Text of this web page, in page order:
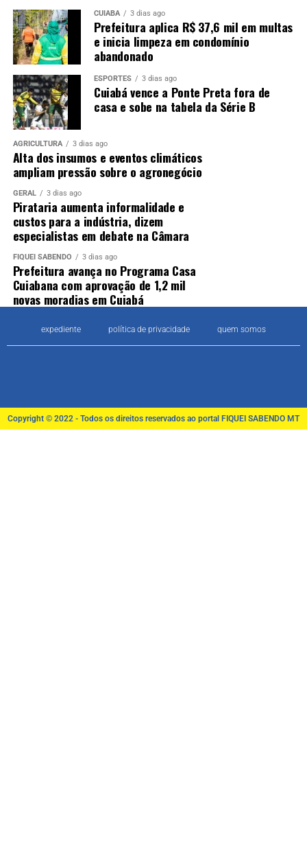
CUIABÁ 3 dias ago
Prefeitura aplica R$ 37,6 mil em multas
e inicia limpeza em condomínio
abandonado
ESPORTES 3 dias ago
Cuiabá vence a Ponte Preta fora de
casa e sobe na tabela da Série B
AGRICULTURA 3 dias ago
Alta dos insumos e eventos climáticos
ampliam pressão sobre o agronegócio
GERAL 3 dias ago
Pirataria aumenta informalidade e
custos para a indústria, dizem
especialistas em debate na Câmara
FIQUEI SABENDO 3 dias ago
Prefeitura avança no Programa Casa
Cuiabana com aprovação de 1,2 mil
novas moradias em Cuiabá
expediente política de privacidade quem somos
Copyright © 2022 - Todos os direitos reservados ao portal FIQUEI SABENDO MT